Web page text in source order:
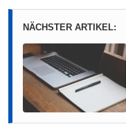
NÄCHSTER ARTIKEL: